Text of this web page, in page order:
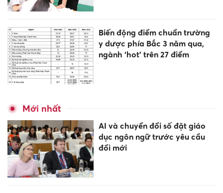
Biến động điểm chuẩn trường
y dược phía Bắc 3 năm qua,
ngành ‘hot’ trên 27 điểm
Mới nhất
AI và chuyển đổi số đặt giáo
dục ngôn ngữ trước yêu cầu
đổi mới